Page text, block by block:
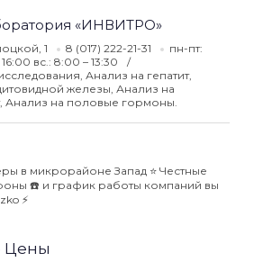
«ИНВИТРО»
1 8 (017) 222-21-31
пн-пт:
вс.: 8:00 – 13:30
Анализ на гепатит,
железы, Анализ на
Анализ на половые гормоны.
в микрорайоне Запад ⭐️ Честные
☎️ и график работы компаний вы
⚡️
Цены